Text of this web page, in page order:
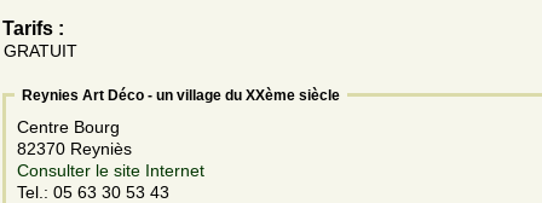
Tarifs :
GRATUIT
Reynies Art Déco - un village du XXème siècle
Centre Bourg
82370 Reyniès
Consulter le site Internet
Tel.: 05 63 30 53 43